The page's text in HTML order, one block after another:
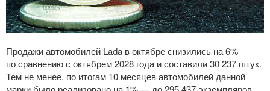
Продажи автомобилей Lada в октябре снизились на 6%
по сравнению с октябрем 2028 года и составили 30 237 штук.
Тем не менее, по итогам 10 месяцев автомобилей данной